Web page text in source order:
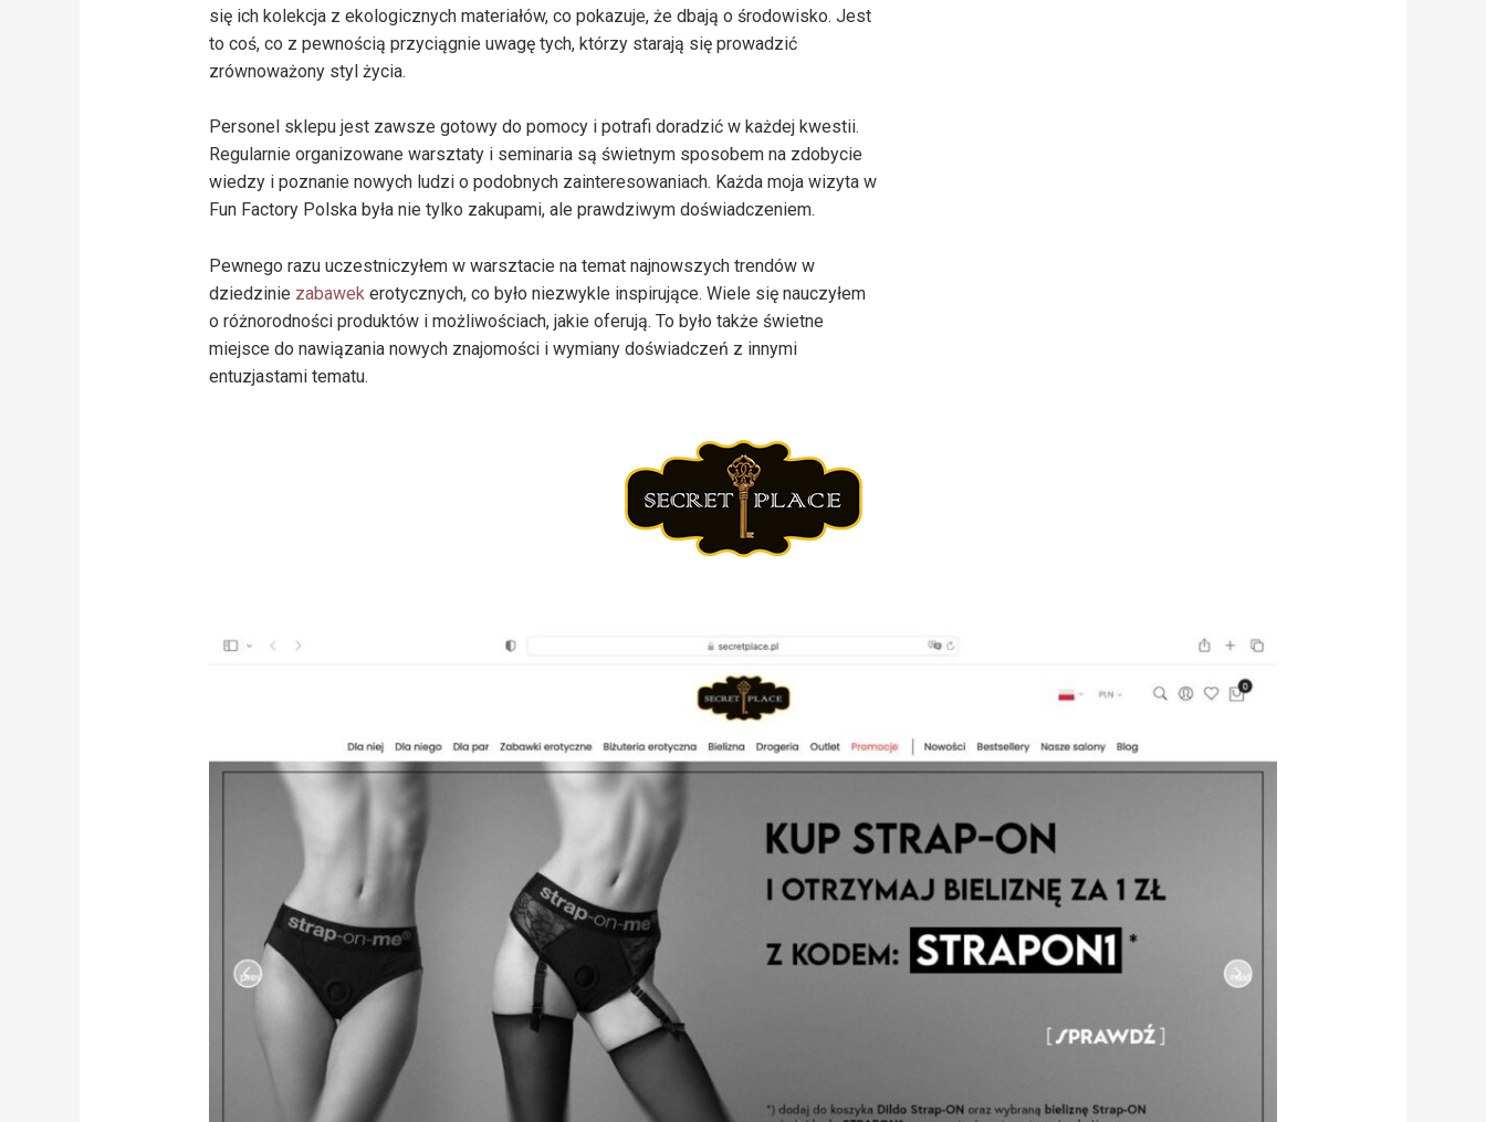
się ich kolekcja z ekologicznych materiałów, co pokazuje, że dbają o środowisko. Jest
to coś, co z pewnością przyciągnie uwagę tych, którzy starają się prowadzić
zrównoważony styl życia.
Personel sklepu jest zawsze gotowy do pomocy i potrafi doradzić w każdej kwestii.
Regularnie organizowane warsztaty i seminaria są świetnym sposobem na zdobycie
wiedzy i poznanie nowych ludzi o podobnych zainteresowaniach. Każda moja wizyta w
Fun Factory Polska była nie tylko zakupami, ale prawdziwym doświadczeniem.
Pewnego razu uczestniczyłem w warsztacie na temat najnowszych trendów w
dziedzinie zabawekerotycznych, co było niezwykle inspirujące. Wiele się nauczyłem
o różnorodności produktów i możliwościach, jakie oferują. To było także świetne
miejsce do nawiązania nowych znajomości i wymiany doświadczeń z innymi
entuzjastami tematu.